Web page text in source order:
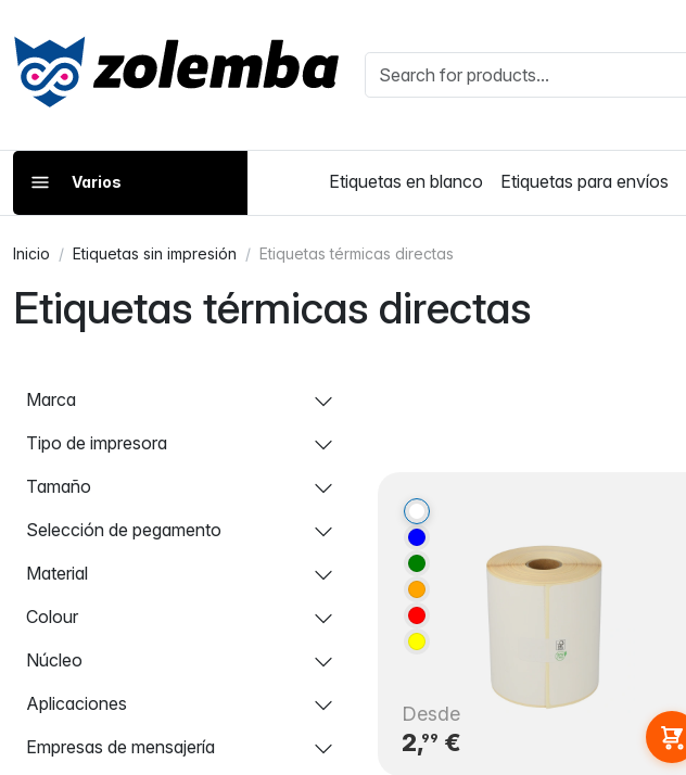
Varios Etiquetas en blanco Etiquetas para envíos
Inicio Etiquetas sin impresión Etiquetas térmicas directas
Etiquetas térmicas directas
Marca
Tipo de impresora
Tamaño
Selección de pegamento
Material
Colour
Núcleo
Aplicaciones
Empresas de mensajería
Desde
2,99 €